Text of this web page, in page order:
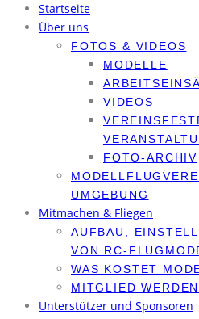
Startseite
Über uns
FOTOS & VIDEOS
MODELLE
VIDEOS
FOTO-ARCHIV
UMGEBUNG
Mitmachen & Fliegen
AUFBAU,
VON RC-
WAS KOSTET
MITGLIED WERDEN
Unterstützer und Sponsoren